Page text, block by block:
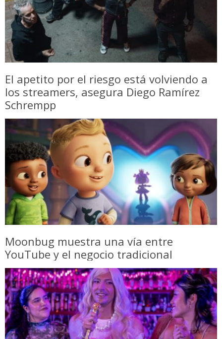
El apetito por el riesgo está volviendo a
los streamers, asegura Diego Ramírez
Schrempp
Moonbug muestra una vía entre
YouTube y el negocio tradicional